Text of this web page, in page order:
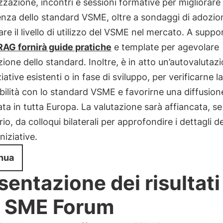
incontri e sessioni formative per migliorare
dello standard VSME, oltre a sondaggi di
il livello di utilizzo del VSME nel mercato. A
fornirà guide pratiche e template per agevolare
dello standard. Inoltre, è in atto
esistenti o in fase di sviluppo, per verificarne la
con lo standard VSME e favorirne una
in tutta Europa. La valutazione sarà affiancata, se
da colloqui bilaterali per approfondire i dettagli
dei risultati
Forum